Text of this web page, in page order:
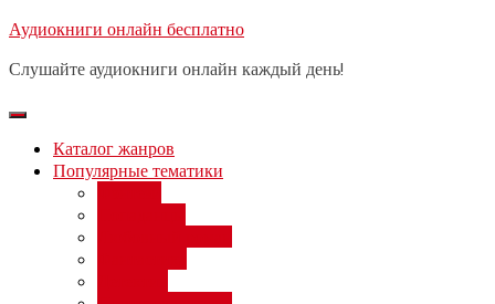
Перейти
содержимому
Аудиокниги онлайн бесплатно
Слушайте аудиокниги онлайн каждый день!
Каталог жанров
Популярные тематики
Бесплатный вебинар: заработок
день